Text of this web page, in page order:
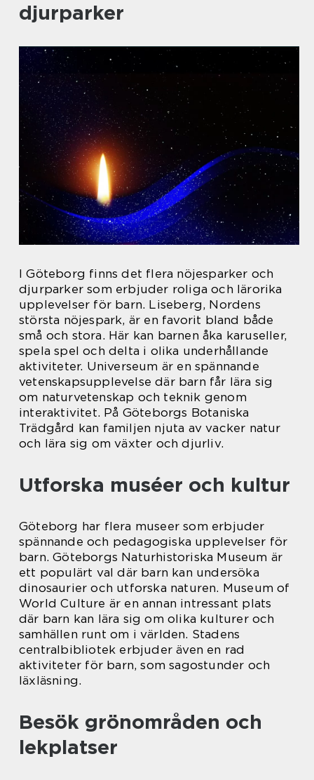
djurparker
I Göteborg finns det flera nöjesparker och
djurparker som erbjuder roliga och lärorika
upplevelser för barn. Liseberg, Nordens
största nöjespark, är en favorit bland både
små och stora. Här kan barnen åka karuseller,
spela spel och delta i olika underhållande
aktiviteter. Universeum är en spännande
vetenskapsupplevelse där barn får lära sig
om naturvetenskap och teknik genom
interaktivitet. På Göteborgs Botaniska
Trädgård kan familjen njuta av vacker natur
och lära sig om växter och djurliv.
Utforska muséer och kultur
Göteborg har flera museer som erbjuder
spännande och pedagogiska upplevelser för
barn. Göteborgs Naturhistoriska Museum är
ett populärt val där barn kan undersöka
dinosaurier och utforska naturen. Museum of
World Culture är en annan intressant plats
där barn kan lära sig om olika kulturer och
samhällen runt om i världen. Stadens
centralbibliotek erbjuder även en rad
aktiviteter för barn, som sagostunder och
läxläsning.
Besök grönområden och
lekplatser